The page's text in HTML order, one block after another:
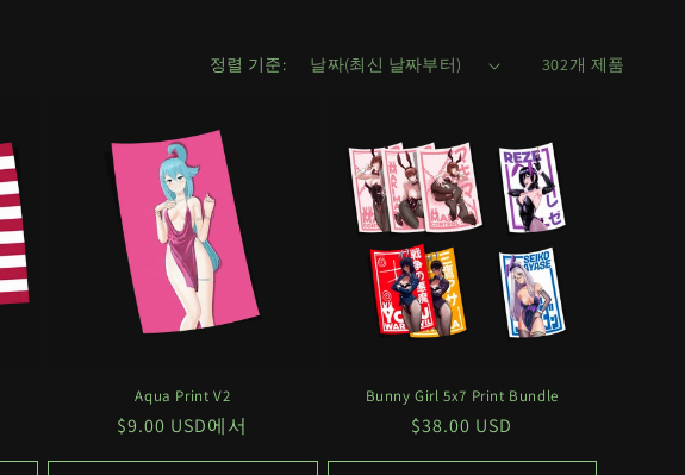
정렬 기준: 302개 제품
Aqua Print V2
정
$9.00 USD에서
Bunny Girl 5x7 Print Bundle
정
$38.00 USD